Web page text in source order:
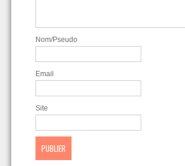
Nom/Pseudo
Email
Site